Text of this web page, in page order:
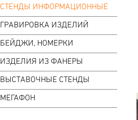
СТЕНДЫ ИНФОРМАЦИОННЫЕ
ГРАВИРОВКА ИЗДЕЛИЙ
БЕЙДЖИ, НОМЕРКИ
ИЗДЕЛИЯ ИЗ ФАНЕРЫ
ВЫСТАВОЧНЫЕ СТЕНДЫ
МЕГАФОН